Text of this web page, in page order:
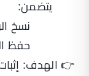
يتضمن:
نسخ
حفظ
👉 الهدف: إثبات